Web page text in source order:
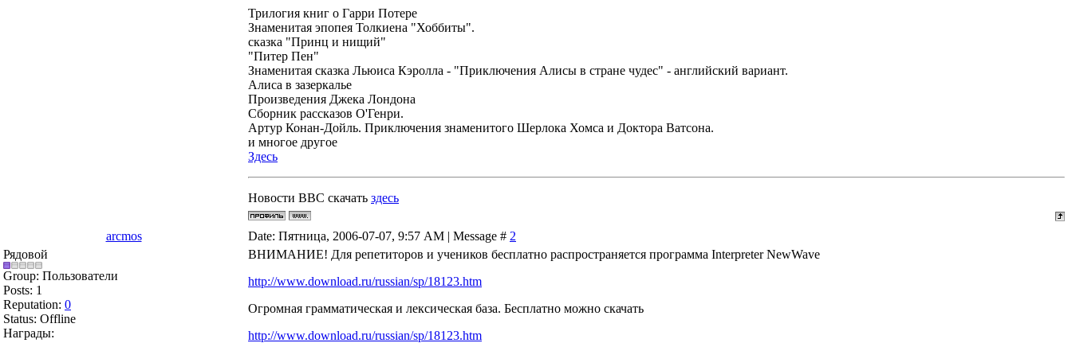
Трилогия книг о Гарри Потере
Знаменитая эпопея Толкиена "Хоббиты".
сказка "Принц и нищий"
"Питер Пен"
Знаменитая сказка Льюиса Кэролла - "Приключения Алисы в стране чудес" - английский вариант.
Алиса в зазеркалье
Произведения Джека Лондона
Сборник рассказов О'Генри.
Артур Конан-Дойль. Приключения знаменитого Шерлока Хомса и Доктора Ватсона.
и многое другое
Здесь
Новости BBC скачать здесь
arcmos Date: Пятница, 2006-07-07, 9:57 AM | Message # 2
Рядовой
Group: Пользователи
Posts: 1
Reputation: 0
Status: Offline
Награды:
ВНИМАНИЕ! Для репетиторов и учеников бесплатно распространяется программа Interpreter NewWave
http://www.download.ru/russian/sp/18123.htm
Огромная грамматическая и лексическая база. Бесплатно можно скачать
http://www.download.ru/russian/sp/18123.htm